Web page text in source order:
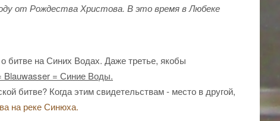
от Рождества Христова. В это время в Любеке
битве на Синих Водах. Даже третье, якобы
Blauwasser = Синие Воды.
битве? Когда этим свидетельствам - место в другой,
на реке Синюха.